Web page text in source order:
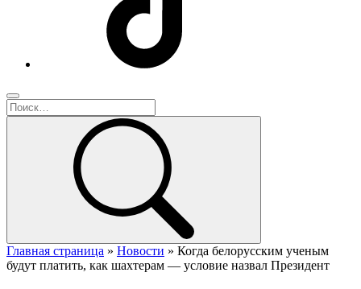
Главная страница » Новости » Когда белорусским ученым
будут платить, как шахтерам — условие назвал Президент